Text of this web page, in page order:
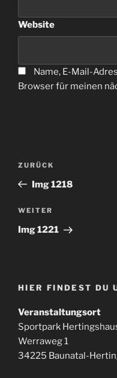
Website
Name, E-Mail-
Browser für meinen
Beitragsnavigation
Vorheriger
Beitrag
ZURÜCK
Img 1218
Nächster
Beitrag
WEITER
Img 1221
HIER FINDEST DU
Veranstaltungsort
Sportpark
Werraweg 1
34225 Baunatal-